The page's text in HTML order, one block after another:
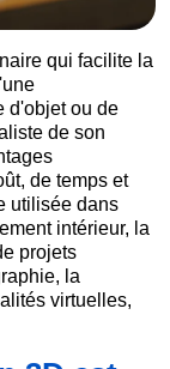
qui facilite la
d'objet ou de
de son
de temps et
utilisée dans
intérieur, la
projets
la
virtuelles,